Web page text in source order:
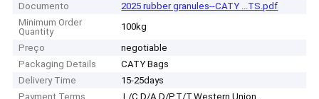
Documento
2025 rubber granules--CATY ...TS.pdf
Minimum Order
Quantity
100kg
Preço
negotiable
Packaging Details
CATY Bags
Delivery Time
15-25days
Payment Terms
,L/C,D/A,D/P,T/T,Western Union,